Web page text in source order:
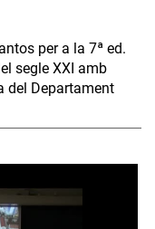
per a la 7ª ed.
segle XXI amb
del Departament